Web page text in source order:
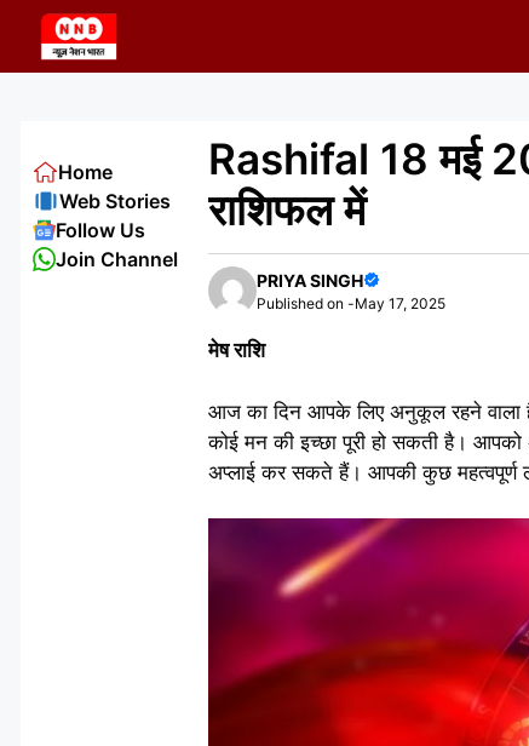
content
Rashifal 18 मई
राशिफल में
PRIYA SINGH
Published on -May 17, 2025
मेष राशि
आज का दिन आपके लिए अनुकूल रहने वाला
कोई मन की इच्छा पूरी हो सकती है।
अप्लाई कर सकते हैं। आपकी कुछ महत्वपूर्ण
Home
Web Stories
Follow Us
Join Channel